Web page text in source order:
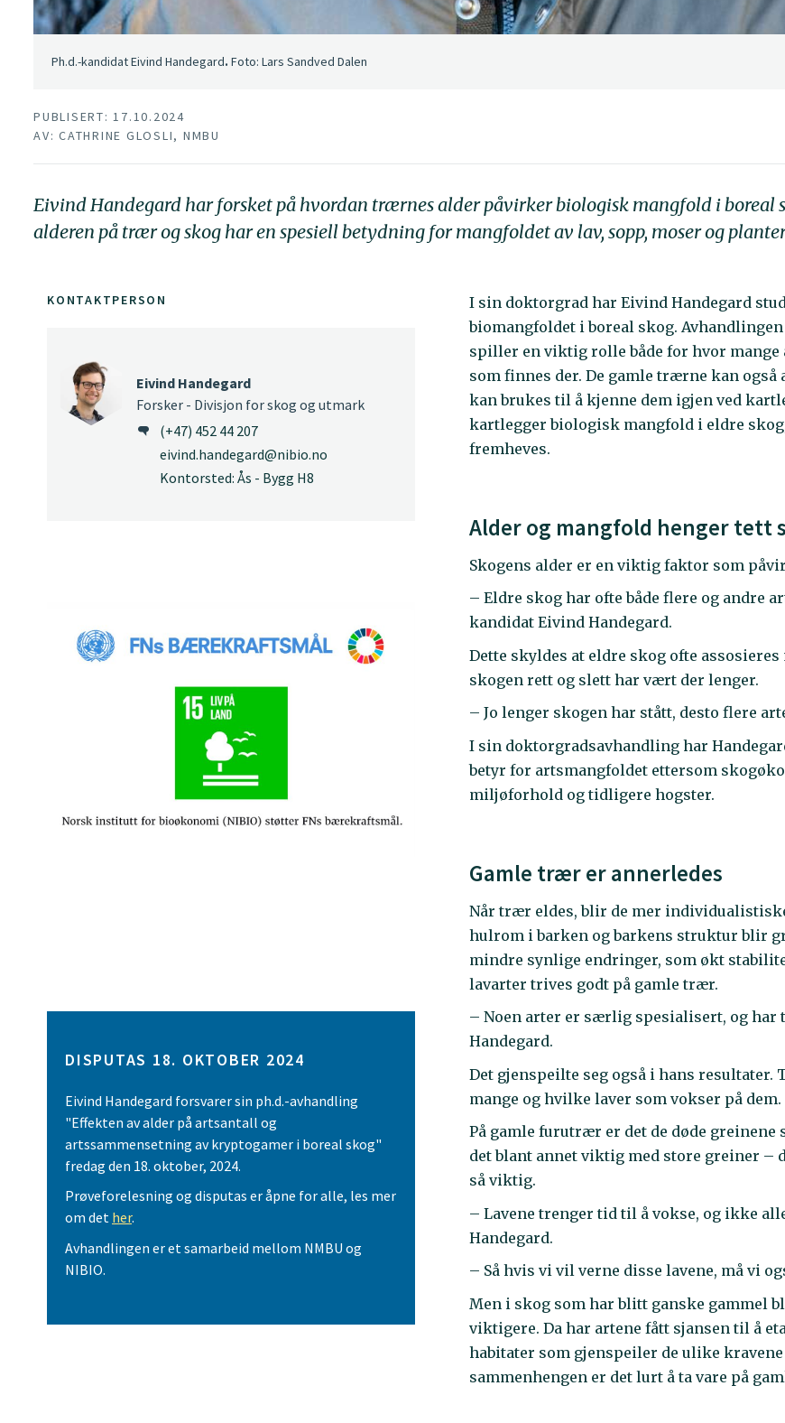
Ph.d.-kandidat Eivind Handegard. Foto: Lars Sandved Dalen
PUBLISERT: 17.10.2024
AV: CATHRINE GLOSLI, NMBU
Eivind Handegard har forsket på hvordan trærnes alder påvirker biologisk mangfold i boreal
alderen på trær og skog har en spesiell betydning for mangfoldet av lav, sopp, moser og
I sin doktorgrad har Eivind Handegard
biomangfoldet i boreal skog.
spiller en viktig rolle både for hvor mange
som finnes der. De gamle trærne kan også
kan brukes til å kjenne dem igjen ved
kartlegger biologisk mangfold i eldre
fremheves.
Alder og mangfold henger tett
Skogens alder er en viktig faktor som
– Eldre skog har ofte både flere og andre
kandidat Eivind Handegard.
Dette skyldes at eldre skog ofte
skogen rett og slett har vært der lenger.
– Jo lenger skogen har stått, desto flere
I sin doktorgradsavhandling har
betyr for artsmangfoldet ettersom
miljøforhold og tidligere hogster.
Gamle trær er annerledes
Når trær eldes, blir de mer
hulrom i barken og barkens struktur blir
mindre synlige endringer, som økt
lavarter trives godt på gamle trær.
– Noen arter er særlig spesialisert, og
Handegard.
Det gjenspeilte seg også i hans
mange og hvilke laver som vokser på dem.
På gamle furutrær er det de døde
det blant annet viktig med store greiner –
så viktig.
– Lavene trenger tid til å vokse, og ikke
Handegard.
– Så hvis vi vil verne disse lavene, må vi
Men i skog som har blitt ganske gammel
viktigere. Da har artene fått sjansen til å
habitater som gjenspeiler de ulike
sammenhengen er det lurt å ta vare på
KONTAKTPERSON
Eivind Handegard
Forsker - Divisjon for skog og utmark
(+47) 452 44 207
eivind.handegard@nibio.no
Kontorsted: Ås - Bygg H8
DISPUTAS 18. OKTOBER 2024
Eivind Handegard forsvarer sin ph.d.-avhandling
"Effekten av alder på artsantall og
artssammensetning av kryptogamer i boreal skog"
fredag den 18. oktober, 2024.
Prøveforelesning og disputas er åpne for alle, les mer
om det her.
Avhandlingen er et samarbeid mellom NMBU og
NIBIO.